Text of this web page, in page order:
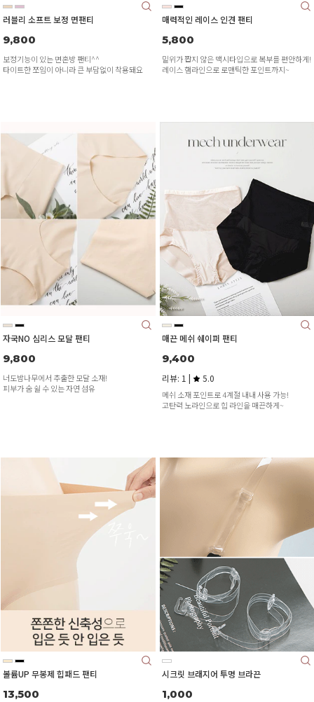
러블리 소프트 보정 면팬티
9,800
보정기능이 있는 면혼방 팬티^^
타이트한 쪼임이 아니라 큰 부담없이 착용돼요
매력적인 레이스 인견 팬티
5,800
밑위가 짭지 않은 맥시타입으로 복부를 편안하게!
레이스 햄라인으로 로맨틱한 포인트까지~
자국NO 심리스 모달 팬티
9,800
너도밤나무에서 추출한 모달 소재!
피부가 숨 쉴 수 있는 자연 섬유
매끈 메쉬 쉐이퍼 팬티
9,400
리뷰: 1 | 5.0
메쉬 소재 포인트로 4계절 내내 사용 가능!
고탄력 노라인으로 힙 라인을 매끈하게~
볼륨UP 무봉제 힙패드 팬티
13,500
시크릿 브래지어 투명 브라끈
1,000